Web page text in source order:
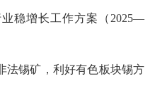
稳增长工作方案（2025—
法锡矿，利好有色板块锡方